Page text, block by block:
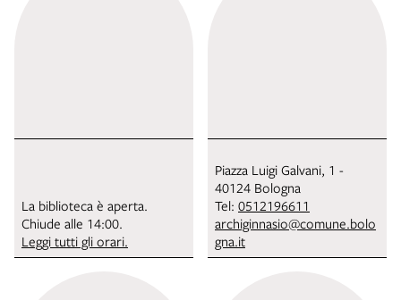
La biblioteca è aperta.
Chiude alle 14:00.
Leggi tutti gli orari.
Piazza Luigi Galvani, 1 -
40124 Bologna
Tel: 0512196611
archiginnasio@comune.bolo
gna.it